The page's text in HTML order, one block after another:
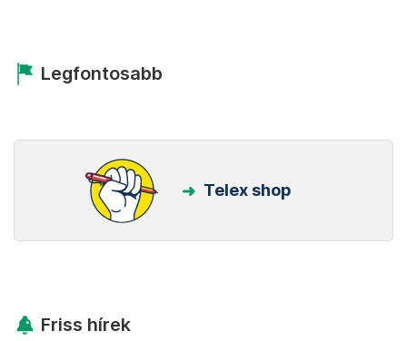
Legfontosabb
Telex shop
Friss hírek